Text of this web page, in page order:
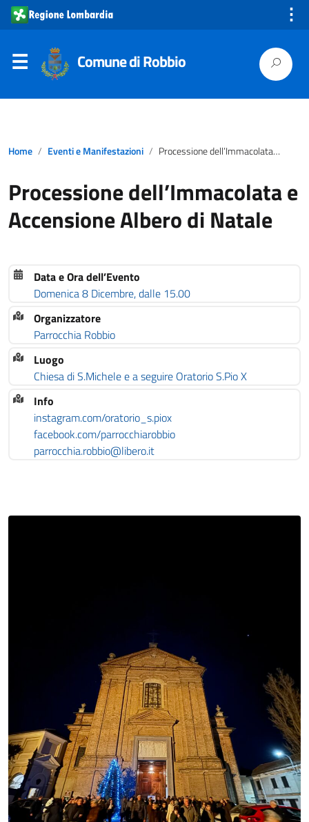
⋮
Comune di Robbio
Home Eventi e Manifestazioni Processione dell’Immacolata e Accensione Albero di Natale
Processione dell’Immacolata e
Accensione Albero di Natale
Data e Ora dell’Evento
Domenica 8 Dicembre, dalle 15.00
Organizzatore
Parrocchia Robbio
Luogo
Chiesa di S.Michele e a seguire Oratorio S.Pio X
Info
instagram.com/oratorio_s.piox
facebook.com/parrocchiarobbio
parrocchia.robbio@libero.it